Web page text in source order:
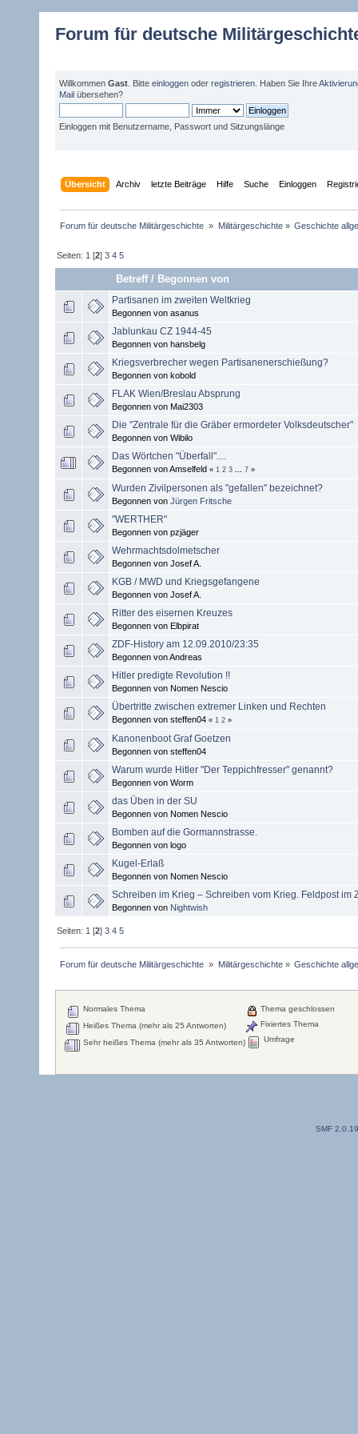
Forum für deutsche
Willkommen Gast . Bitte einloggen oder registrieren . Haben Sie Ihre
Mail übersehen?
Einloggen mit Benutzername, Passwort und Sitzungslänge
Übersicht Archiv letzte Beiträge Hilfe Suche Einloggen
Forum für deutsche Militärgeschichte » Militärgeschichte» Geschichte
Seiten: 1 [2]3 4 5
Betreff/ Begonnen von
Partisanen im zweiten Weltkrieg
Begonnen von asanus
Jablunkau CZ 1944-45
Begonnen von hansbelg
Kriegsverbrecher wegen Partisanenerschießung?
Begonnen von kobold
FLAK Wien/Breslau Absprung
Begonnen von Mai2303
Die "Zentrale für die Gräber ermordeter Volksdeutscher"
Begonnen von Wibilo
Das Wörtchen "Überfall"....
Begonnen von Amselfeld « 1 2 3 7 »
Wurden Zivilpersonen als "gefallen" bezeichnet?
Begonnen von Jürgen Fritsche
"WERTHER"
Begonnen von pzjäger
Wehrmachtsdolmetscher
Begonnen von Josef A.
KGB / MWD und Kriegsgefangene
Begonnen von Josef A.
Ritter des eisernen Kreuzes
Begonnen von Elbpirat
ZDF-History am 12.09.2010/23:35
Begonnen von Andreas
Hitler predigte Revolution !!
Begonnen von Nomen Nescio
Übertritte zwischen extremer Linken und Rechten
Begonnen von steffen04 « 1 2 »
Kanonenboot Graf Goetzen
Begonnen von steffen04
Warum wurde Hitler "Der Teppichfresser" genannt?
Begonnen von Worm
das Üben in der SU
Begonnen von Nomen Nescio
Bomben auf die Gormannstrasse.
Begonnen von logo
Kugel-Erlaß
Begonnen von Nomen Nescio
Schreiben im Krieg – Schreiben vom Krieg. Feldpost im
Begonnen von Nightwish
Seiten: 1 [2]3 4 5
Forum für deutsche Militärgeschichte » Militärgeschichte» Geschichte
Normales Thema
Heißes Thema (mehr als 25 Antworten)
Sehr heißes Thema (mehr als 35 Antworten)
Thema geschlossen
Fixiertes Thema
Umfrage
SMF 2.0.19